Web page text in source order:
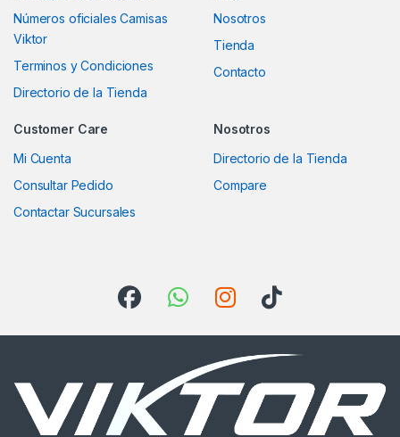
Números oficiales Camisas
Viktor
Terminos y Condiciones
Directorio de la Tienda
Nosotros
Tienda
Contacto
Customer Care
Mi Cuenta
Consultar Pedido
Contactar Sucursales
Nosotros
Directorio de la Tienda
Compare